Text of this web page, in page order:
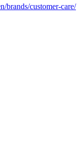
brands/customer-care/